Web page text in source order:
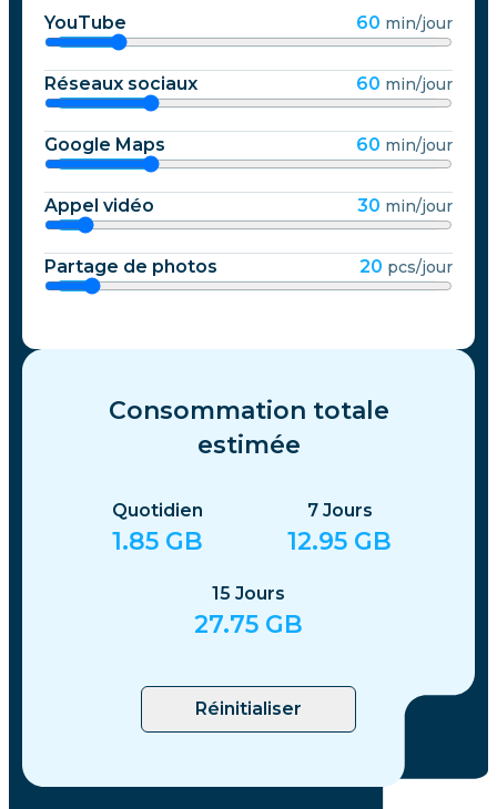
YouTube 60 min/jour
Réseaux sociaux 60 min/jour
Google Maps 60 min/jour
Appel vidéo 30 min/jour
Partage de photos 20 pcs/jour
Consommation totale
estimée
Quotidien
1.85 GB
7 Jours
12.95 GB
15 Jours
27.75 GB
Réinitialiser